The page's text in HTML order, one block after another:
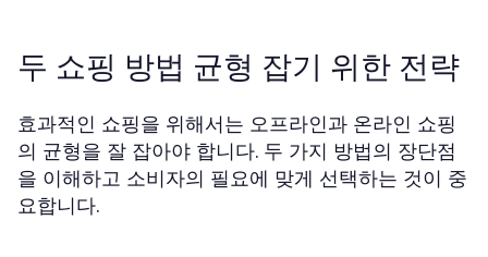
두 쇼핑 방법 균형 잡기 위한 전략
효과적인 쇼핑을 위해서는 오프라인과 온라인 쇼핑
의 균형을 잘 잡아야 합니다. 두 가지 방법의 장단점
을 이해하고 소비자의 필요에 맞게 선택하는 것이 중
요합니다.